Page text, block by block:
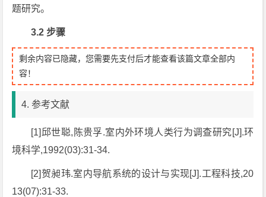
题研究。
3.2 步骤
剩余内容已隐藏，您需要先支付后才能查看该篇文章全部内
容！
4. 参考文献
[1] 邱世聪,陈贵孚.室内外环境人类行为调查研究[J].环
境科学,1992(03):31-34.
[2]贺昶玮.室内导航系统的设计与实现[J].工程科技,20
13(07):31-33.